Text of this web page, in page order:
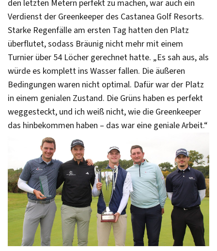
den letzten Metern perfekt zu machen, war auch ein
Verdienst der Greenkeeper des Castanea Golf Resorts.
Starke Regenfälle am ersten Tag hatten den Platz
überflutet, sodass Bräunig nicht mehr mit einem
Turnier über 54 Löcher gerechnet hatte. „Es sah aus, als
würde es komplett ins Wasser fallen. Die äußeren
Bedingungen waren nicht optimal. Dafür war der Platz
in einem genialen Zustand. Die Grüns haben es perfekt
weggesteckt, und ich weiß nicht, wie die Greenkeeper
das hinbekommen haben – das war eine geniale Arbeit.“